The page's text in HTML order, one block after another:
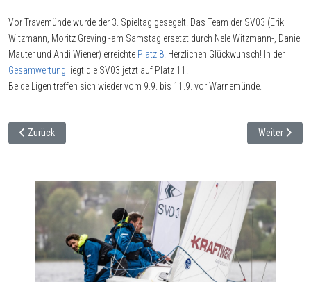
Vor Travemünde wurde der 3. Spieltag gesegelt. Das Team der SV03 (Erik
Witzmann, Moritz Greving -am Samstag ersetzt durch Nele Witzmann-, Daniel
Mauter und Andi Wiener) erreichte Platz 8. Herzlichen Glückwunsch! In der
Gesamwertung liegt die SV03 jetzt auf Platz 11.
Beide Ligen treffen sich wieder vom 9.9. bis 11.9. vor Warnemünde.
Vorheriger Beitrag: Erste Segelbundesliga vor Warnemünde
Zurück Nächster
Weiter